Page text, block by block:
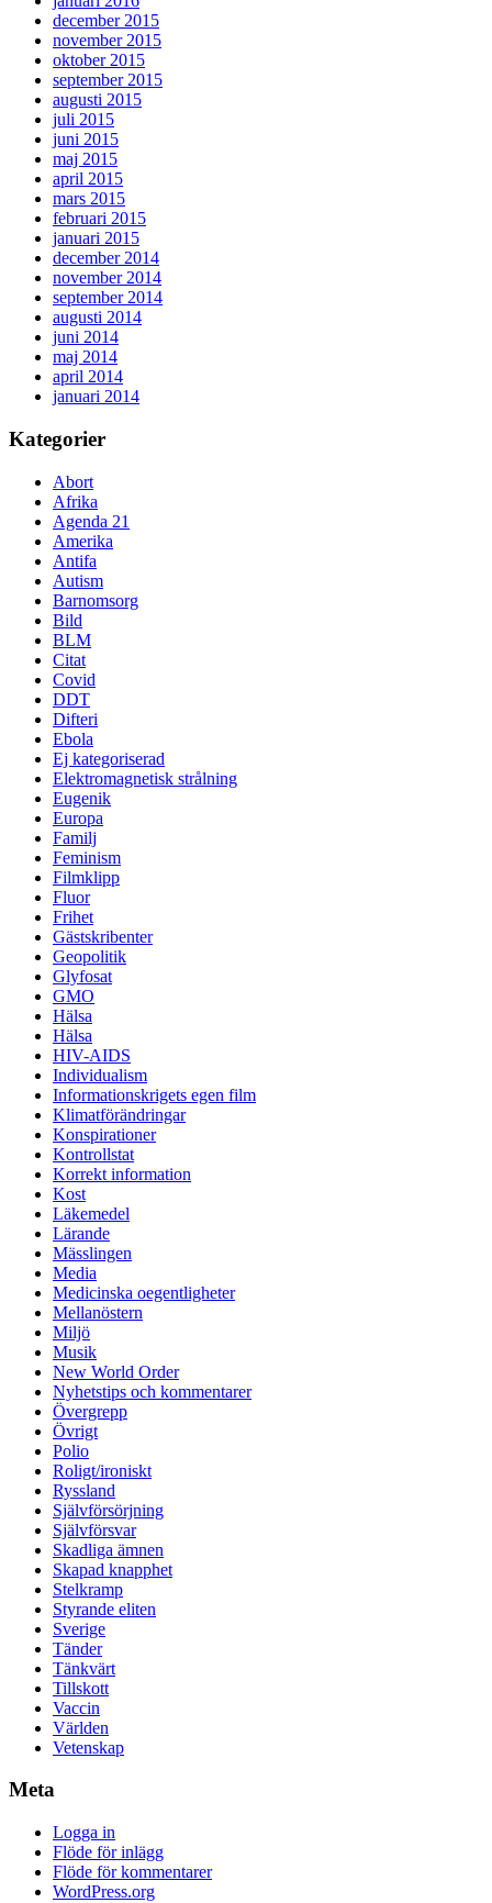
december 2015
november 2015
oktober 2015
september 2015
augusti 2015
juli 2015
juni 2015
maj 2015
april 2015
mars 2015
februari 2015
januari 2015
december 2014
november 2014
september 2014
augusti 2014
juni 2014
maj 2014
april 2014
januari 2014
Kategorier
Abort
Afrika
Agenda 21
Amerika
Antifa
Autism
Barnomsorg
Bild
BLM
Citat
Covid
DDT
Difteri
Ebola
Ej kategoriserad
Elektromagnetisk strålning
Eugenik
Europa
Familj
Feminism
Filmklipp
Fluor
Frihet
Gästskribenter
Geopolitik
Glyfosat
GMO
Hälsa
Hälsa
HIV-AIDS
Individualism
Informationskrigets egen film
Klimatförändringar
Konspirationer
Kontrollstat
Korrekt information
Kost
Läkemedel
Lärande
Mässlingen
Media
Medicinska oegentligheter
Mellanöstern
Miljö
Musik
New World Order
Nyhetstips och kommentarer
Övergrepp
Övrigt
Polio
Roligt/ironiskt
Ryssland
Självförsörjning
Självförsvar
Skadliga ämnen
Skapad knapphet
Stelkramp
Styrande eliten
Sverige
Tänder
Tänkvärt
Tillskott
Vaccin
Världen
Vetenskap
Meta
Logga in
Flöde för inlägg
Flöde för kommentarer
WordPress.org